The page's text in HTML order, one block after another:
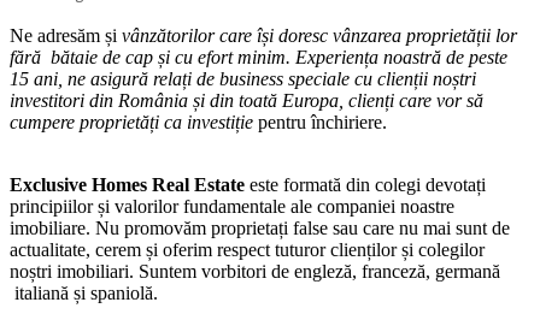
Ne adresăm și vânzătorilor care își doresc vânzarea proprietății lor
fără bătaie de cap și cu efort minim. Experiența noastră de peste
15 ani, ne asigură relați de business speciale cu clienții noștri
investitori din România și din toată Europa, clienți care vor să
cumpere proprietăți ca investiție pentru închiriere.
Exclusive Homes Real Estate este formată din colegi devotați
principiilor și valorilor fundamentale ale companiei noastre
imobiliare. Nu promovăm proprietați false sau care nu mai sunt de
actualitate, cerem și oferim respect tuturor clienților și colegilor
noștri imobiliari. Suntem vorbitori de engleză, franceză, germană
italiană și spaniolă.